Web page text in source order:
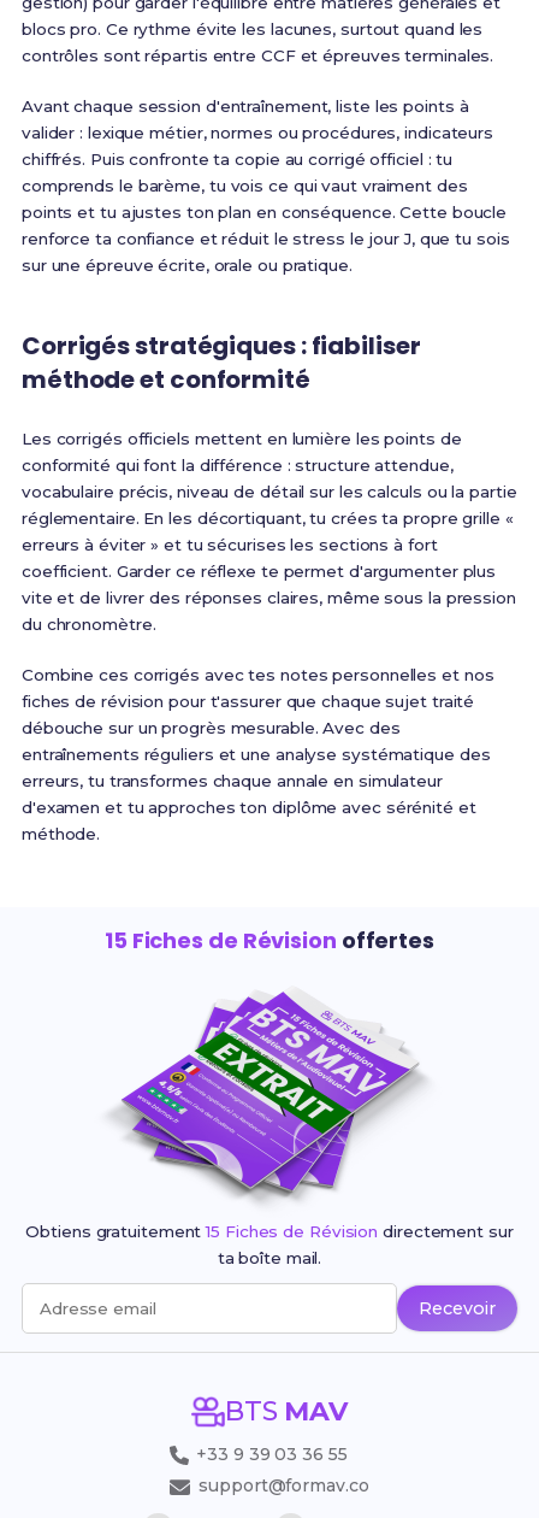
blocs pro. Ce rythme évite les lacunes, surtout quand les
contrôles sont répartis entre CCF et épreuves terminales.
Avant chaque session d'entraînement, liste les points à
valider : lexique métier, normes ou procédures, indicateurs
chiffrés. Puis confronte ta copie au corrigé officiel : tu
comprends le barème, tu vois ce qui vaut vraiment des
points et tu ajustes ton plan en conséquence. Cette boucle
renforce ta confiance et réduit le stress le jour J, que tu sois
sur une épreuve écrite, orale ou pratique.
Corrigés stratégiques : fiabiliser
méthode et conformité
Les corrigés officiels mettent en lumière les points de
conformité qui font la différence : structure attendue,
vocabulaire précis, niveau de détail sur les calculs ou la partie
réglementaire. En les décortiquant, tu crées ta propre grille «
erreurs à éviter » et tu sécurises les sections à fort
coefficient. Garder ce réflexe te permet d'argumenter plus
vite et de livrer des réponses claires, même sous la pression
du chronomètre.
Combine ces corrigés avec tes notes personnelles et nos
fiches de révision pour t'assurer que chaque sujet traité
débouche sur un progrès mesurable. Avec des
entraînements réguliers et une analyse systématique des
erreurs, tu transformes chaque annale en simulateur
d'examen et tu approches ton diplôme avec sérénité et
méthode.
15 Fiches de Révision offertes
Obtiens gratuitement15 Fiches de Révision directement sur
ta boîte mail.
Adresse email Recevoir
BTS MAV
+33 9 39 03 36 55
support@formav.co